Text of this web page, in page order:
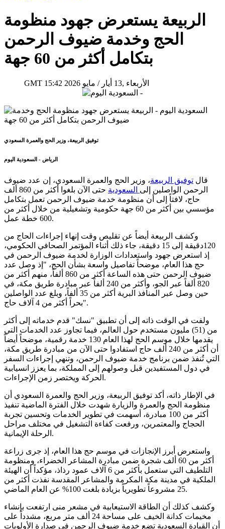
الربيعة يستعرض جهود منظومة
الحج وخدمة ضيوف الرحمن
بتكامل أكثر من 60 جهة
GMT 15:42 2026 الأربعاء ,13 أيار / مايو
توفيق الربيعة، وزير الحج والعمرة السعودي
الرياض - السعودية اليوم
قال توفيق الربيعة، وزير الحج والعمرة السعودي، إن عدد ضيوف
الرحمن الواصلين إلى السعودية
حتى الآن بلغوا أكثر من 860 ألف
حاج، لافتاً إلى أن منظومة خدمة ضيوف الرحمن تعمل بتكامل
مؤسسي بين أكثر من 60 جهة حكومية وتشغيلية من خلال أكثر من
600 خطة عمل.
وكشف الربيعة أيضاً عن تقليص وقت إنهاء إجراءات الحاج من
120دقيقة إلى 15 دقيقة، جاء ذلك أثناء المؤتمر الصحافي الحكومي،
إذ استعرض جهود واستعدادات الوزارة لخدمة ضيوف الرحمن في
حج هذا العام، موضحاً تفاصيل واسعة بشأن الحج، "إذ وصل عدد
ضيوف الرحمن حتى هذه الساعة أكثر من 860 ألفاً، منهم أكثر من
820 ألفاً عبر الجو، وأكثر من 240 ألفاً عبر مبادرة طريق مكة، في
حين وصل عبر المنافذ البرية أكثر من 35 ألفاً، وبلغ عدد الواصلين
بحراً أكثر من 4 آلاف حاج".
ولفت في الوقت ذاته إلى أن تطبيق "نسك" قدم خدماته إلى أكثر
من (51) مليون مستخدم حول العالم، فيما تجاوز عدد الخدمات التي
يقدمها خلال موسم الحج لهذا العام 130 خدمة رقمية، موضحاً أيضاً
أن أكثر من 240 ألف حاج استفادوا حتى الآن من مبادرة طريق مكة،
التي تُنفذ ضمن برنامج خدمة ضيوف الرحمن، وتنهي إجراءات السفر
في دول المستفيدين قبل وصولهم إلى المملكة، بما يعزز انسيابية
الحركة ويختصر زمن الإجراءات.
في الإطار ذاته، أكد توفيق الربيعة، وزير الحج والعمرة السعودي أن
منظومة الحج والعمرة والزيارة شهدت خلال الفترة الماضية تنفيذ
أكثر من 100 مبادرة، أسهمت في تطوير الخدمات وتحسين تجربة
الحجاج والمعتمرين، ورفعت كفاءة التشغيل في مختلف مراحل
الرحلة الإيمانية.
واستعرض أبرز الإنجازات في موسم حج هذا العام، إذ جرى زراعة
أكثر من 60 ألف شجرة ضمن مبادرة المشاعر الخضراء، ومنظومة
التلطيف التي ستعمل بأكثر من 6 آلاف عمود رذاذ، مؤكداً أن الهيئة
الملكية في مدينة مكة المكرمة والمشاعر المقدسة نفذت أكثر من
25 مشروعاً تطويرياً بزيادة بلغت 100% عن العام الماضي.
وكشف كذلك أن الطاقة الاستيعابية في مشعر منى ارتفعت بإنشاء
مخيمات كدانة الخيف على مساحة 24 ألف متر مربع، مشدداً على
أن القيادة السعودية تضع خدمة ضيوف الرحمن في صدارة الأولويات